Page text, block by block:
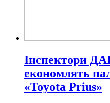
Інспектори
економлять
«Toyota Prius»